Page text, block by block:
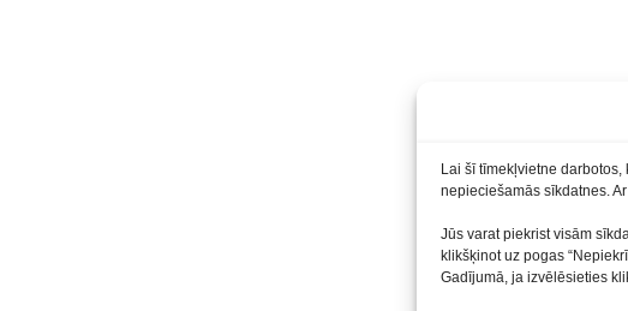
Lai šī tīmekļvietne
nepieciešamās sīkdatnes.
Jūs varat piekrist visām
klikšķinot uz pogas
Gadījumā, ja izvēlēsieties